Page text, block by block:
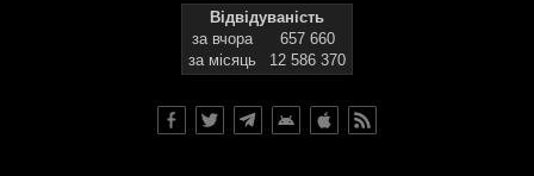
Відвідуваність
за вчора
657 660
за місяць
12 586 370